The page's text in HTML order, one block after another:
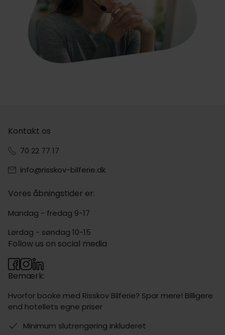
Kontakt os
70 22 77 17
info@risskov-bilferie.dk
Vores åbningstider er:
Mandag - fredag 9-17
Lørdag - søndag 10-15
Bemærk:
Hvorfor booke med Risskov Bilferie? Spar mere! Billigere
end hotellets egne priser
Minimum slutrengøring inkluderet
Follow us on social media